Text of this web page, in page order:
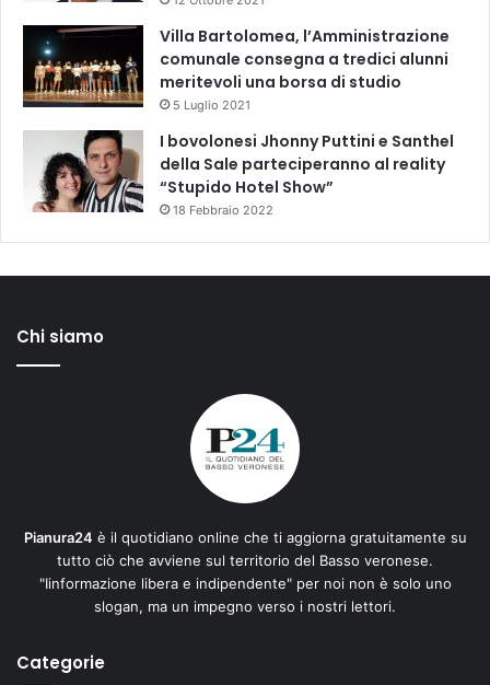
Villa Bartolomea, l’Amministrazione
comunale consegna a tredici alunni
meritevoli una borsa di studio
5 Luglio 2021
I bovolonesi Jhonny Puttini e Santhel
della Sale parteciperanno al reality
“Stupido Hotel Show”
18 Febbraio 2022
Chi siamo
Pianura24 è il quotidiano online che ti aggiorna gratuitamente su
tutto ciò che avviene sul territorio del Basso veronese.
"Iinformazione libera e indipendente" per noi non è solo uno
slogan, ma un impegno verso i nostri lettori.
Categorie